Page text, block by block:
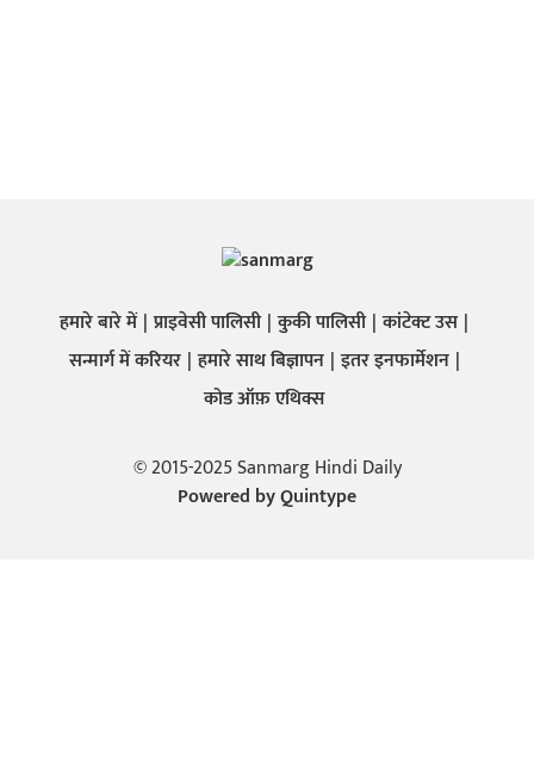
हमारे बारे में प्राइवेसी पालिसी कुकी पालिसी कांटेक्ट उस
सन्मार्ग में करियर हमारे साथ बिज्ञापन इतर इनफार्मेशन
कोड ऑफ़ एथिक्स
© 2015-2025 Sanmarg Hindi Daily
Powered byQuintype